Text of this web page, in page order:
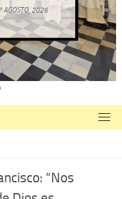
AGOSTO, 2026
“Nos